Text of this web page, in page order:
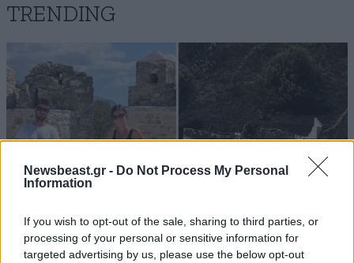
Newsbeast.gr - Do Not Process My Personal
Information
If you wish to opt-out of the sale, sharing to third parties, or
processing of your personal or sensitive information for
targeted advertising by us, please use the below opt-out
TRENDING